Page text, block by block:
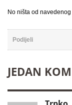
No ništa od
Podijeli
JEDAN